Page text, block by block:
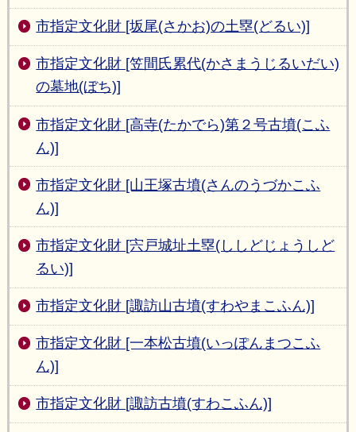
市指定文化財 [坂尾(さかお)の土塁(どるい)]
市指定文化財 [笠間氏累代(かさまうじるいだい)
の墓地(ぼち)]
市指定文化財 [高寺(たかでら)第２号古墳(こふ
ん)]
市指定文化財 [山王塚古墳(さんのうづかこふ
ん)]
市指定文化財 [宍戸城址土塁(ししどじょうしど
るい)]
市指定文化財 [諏訪山古墳(すわやまこふん)]
市指定文化財 [一本松古墳(いっぽんまつこふ
ん)]
市指定文化財 [諏訪古墳(すわこふん)]